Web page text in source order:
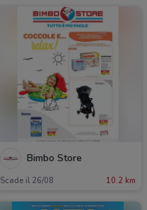
Bimbo Store
Scade il 26/08 10.2 km